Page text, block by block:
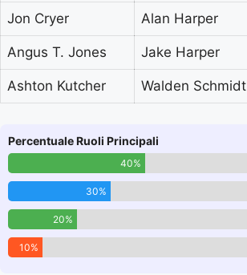
Jon Cryer Alan Harper
Angus T. Jones Jake Harper
Ashton Kutcher Walden Schmidt
Percentuale Ruoli Principali
40%
30%
20%
10%